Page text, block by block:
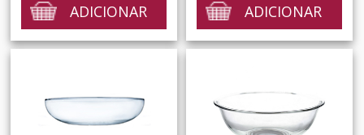
ADICIONAR ADICIONAR